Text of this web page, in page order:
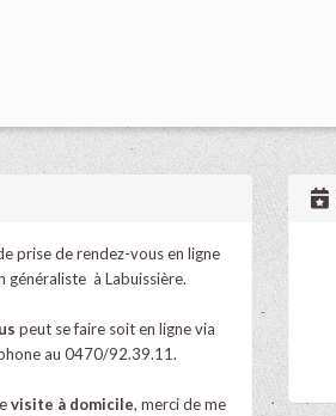
prise de rendez-vous en ligne
généraliste à Labuissière.
peut se faire soit en ligne via
au 0470/92.39.11.
visite à domicile, merci de me